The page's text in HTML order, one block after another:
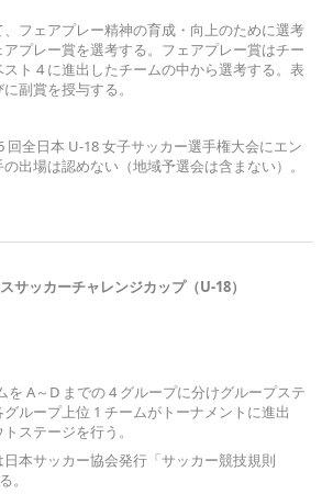
フェアプレー精神の育成・向上のために選考
プレー賞を選考する。フェアプレー賞はチー
ト 4 に進出したチームの中から選考する。表
副賞を授与する。
回全日本 U-18 女子サッカー選手権大会にエン
出場は認めない（地域予選会は含まない）。
サッカーチャレンジカップ（U-18）
を A～D までの 4 グループに分けグループステ
ループ上位 1 チームがトーナメントに進出
ステージを行う。
日本サッカー協会発行「サッカー競技規則
。